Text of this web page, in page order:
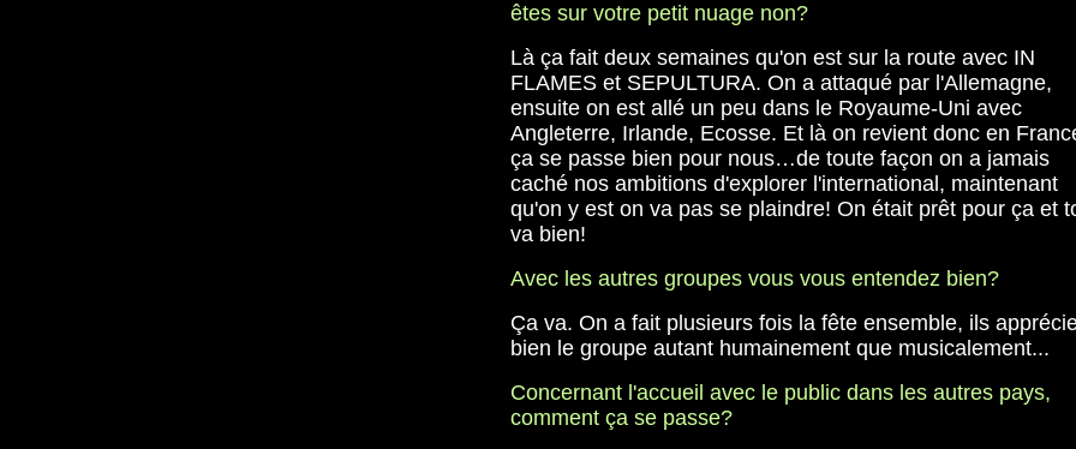
êtes sur votre petit nuage non?
Là ça fait deux semaines qu'on est sur la route avec IN
FLAMES et SEPULTURA. On a attaqué par l'Allemagne,
ensuite on est allé un peu dans le Royaume-Uni avec
Angleterre, Irlande, Ecosse. Et là on revient donc en
ça se passe bien pour nous…de toute façon on a jamais
caché nos ambitions d'explorer l'international, maintenant
qu'on y est on va pas se plaindre! On était prêt pour ça et
va bien!
Avec les autres groupes vous vous entendez bien?
Ça va. On a fait plusieurs fois la fête ensemble, ils
bien le groupe autant humainement que musicalement...
Concernant l'accueil avec le public dans les autres pays,
comment ça se passe?